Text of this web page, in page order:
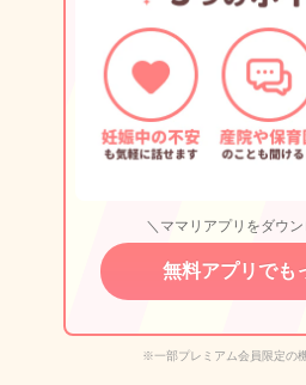
＼ママリアプリをダウ
無料アプリでも
※一部プレミアム会員限定の